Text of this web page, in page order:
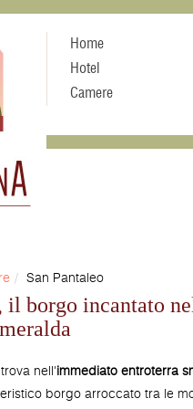
Home
Hotel
Camere
San Pantaleo
il borgo incantato
nell'immediato entroterra
borgo arroccato tra le